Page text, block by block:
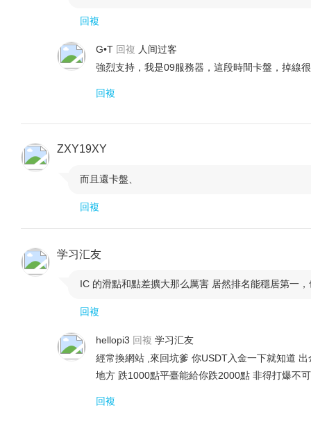
回複
G•T 回複 人间过客
強烈支持，我是09服務器，這段時間卡盤，掉線
回複
ZXY19XY
而且還卡盤、
回複
学习汇友
IC 的滑點和點差擴大那么厲害 居然排名能穩居第一
回複
hellopi3 回複 学习汇友
經常換網站 ,來回坑爹 你USDT入金一下就知道
地方 跌1000點平臺能給你跌2000點 非得打爆不可
回複